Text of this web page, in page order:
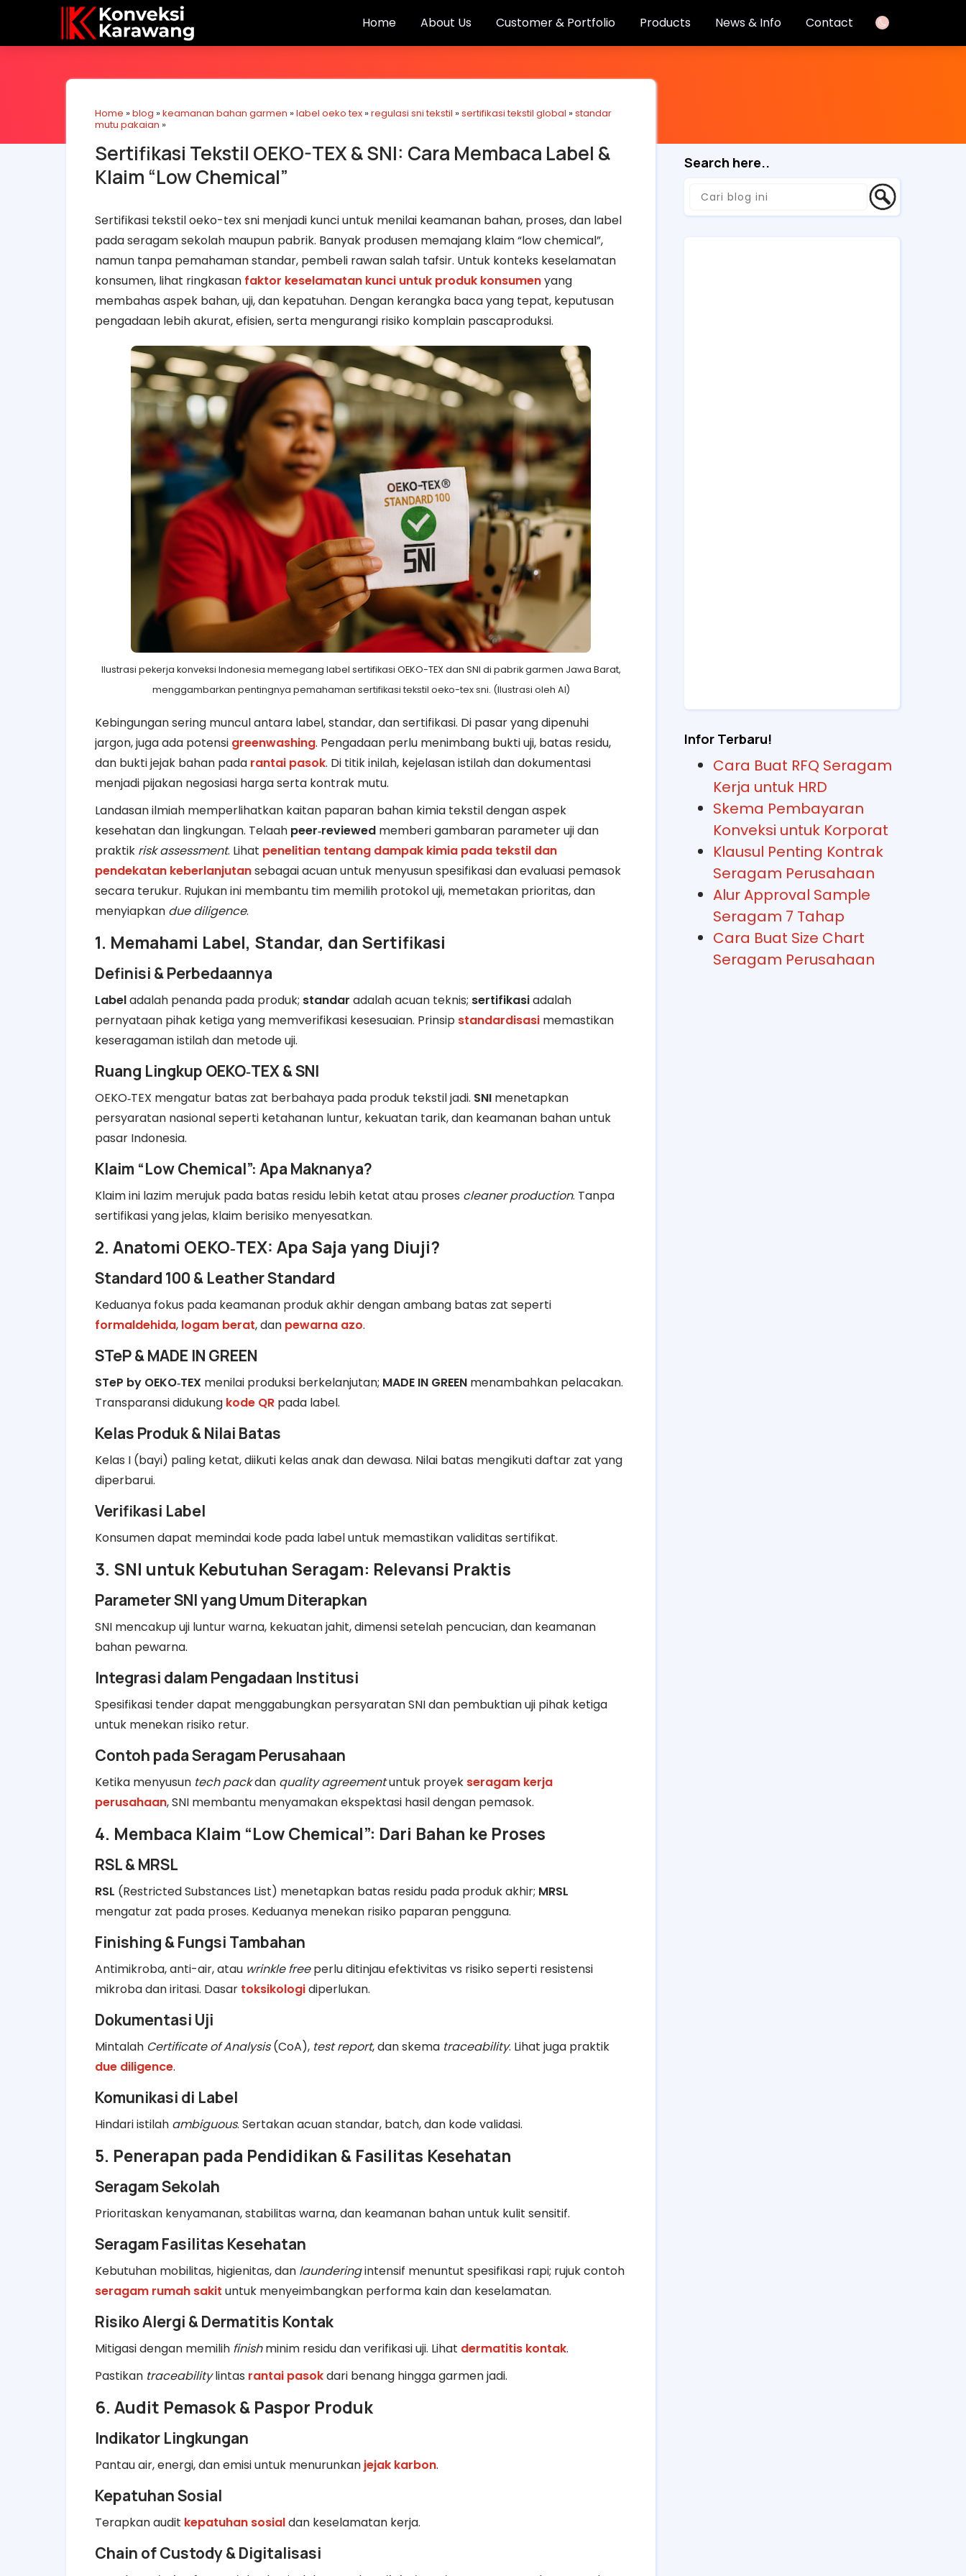
Home About Us Customer & Portfolio Products News & Info Contact
Home »blog »keamanan bahan garmen »label oeko tex »regulasi sni tekstil »sertifikasi tekstil global »standar
mutu pakaian »
Sertifikasi Tekstil OEKO-TEX & SNI: Cara Membaca Label &
Klaim “Low Chemical”
Sertifikasi tekstil oeko-tex sni menjadi kunci untuk menilai keamanan bahan, proses, dan label
pada seragam sekolah maupun pabrik. Banyak produsen memajang klaim “low chemical”,
namun tanpa pemahaman standar, pembeli rawan salah tafsir. Untuk konteks keselamatan
konsumen, lihat ringkasan faktor keselamatan kunci untuk produk konsumenyang
membahas aspek bahan, uji, dan kepatuhan. Dengan kerangka baca yang tepat, keputusan
pengadaan lebih akurat, efisien, serta mengurangi risiko komplain pascaproduksi.
Ilustrasi pekerja konveksi Indonesia memegang label sertifikasi OEKO-TEX dan SNI di pabrik garmen Jawa Barat,
menggambarkan pentingnya pemahaman sertifikasi tekstil oeko-tex sni. (Ilustrasi oleh AI)
Kebingungan sering muncul antara label, standar, dan sertifikasi. Di pasar yang dipenuhi
jargon, juga ada potensi greenwashing. Pengadaan perlu menimbang bukti uji, batas residu,
dan bukti jejak bahan pada rantai pasok. Di titik inilah, kejelasan istilah dan dokumentasi
menjadi pijakan negosiasi harga serta kontrak mutu.
Landasan ilmiah memperlihatkan kaitan paparan bahan kimia tekstil dengan aspek
kesehatan dan lingkungan. Telaah peer‑reviewed memberi gambaran parameter uji dan
praktik risk assessment. Lihat penelitian tentang dampak kimia pada tekstil dan
pendekatan keberlanjutansebagai acuan untuk menyusun spesifikasi dan evaluasi pemasok
secara terukur. Rujukan ini membantu tim memilih protokol uji, memetakan prioritas, dan
menyiapkan due diligence.
1. Memahami Label, Standar, dan Sertifikasi
Definisi & Perbedaannya
Labeladalah penanda pada produk; standar adalah acuan teknis; sertifikasiadalah
pernyataan pihak ketiga yang memverifikasi kesesuaian. Prinsip standardisasi memastikan
keseragaman istilah dan metode uji.
Ruang Lingkup OEKO‑TEX & SNI
OEKO‑TEX mengatur batas zat berbahaya pada produk tekstil jadi. SNI menetapkan
persyaratan nasional seperti ketahanan luntur, kekuatan tarik, dan keamanan bahan untuk
pasar Indonesia.
Klaim “Low Chemical”: Apa Maknanya?
Klaim ini lazim merujuk pada batas residu lebih ketat atau proses cleaner production. Tanpa
sertifikasi yang jelas, klaim berisiko menyesatkan.
2. Anatomi OEKO‑TEX: Apa Saja yang Diuji?
Standard 100 & Leather Standard
Keduanya fokus pada keamanan produk akhir dengan ambang batas zat seperti
formaldehida, logam berat, dan pewarna azo.
STeP & MADE IN GREEN
STeP by OEKO‑TEX menilai produksi berkelanjutan; MADE IN GREEN menambahkan pelacakan.
Transparansi didukung kode QR pada label.
Kelas Produk & Nilai Batas
Kelas I (bayi) paling ketat, diikuti kelas anak dan dewasa. Nilai batas mengikuti daftar zat yang
diperbarui.
Verifikasi Label
Konsumen dapat memindai kode pada label untuk memastikan validitas sertifikat.
3. SNI untuk Kebutuhan Seragam: Relevansi Praktis
Parameter SNI yang Umum Diterapkan
SNI mencakup uji luntur warna, kekuatan jahit, dimensi setelah pencucian, dan keamanan
bahan pewarna.
Integrasi dalam Pengadaan Institusi
Spesifikasi tender dapat menggabungkan persyaratan SNI dan pembuktian uji pihak ketiga
untuk menekan risiko retur.
Contoh pada Seragam Perusahaan
Ketika menyusun tech packdan quality agreementuntuk proyek seragam kerja
perusahaan, SNI membantu menyamakan ekspektasi hasil dengan pemasok.
4. Membaca Klaim “Low Chemical”: Dari Bahan ke Proses
RSL & MRSL
RSL (Restricted Substances List) menetapkan batas residu pada produk akhir; MRSL
mengatur zat pada proses. Keduanya menekan risiko paparan pengguna.
Finishing & Fungsi Tambahan
Antimikroba, anti-air, atau wrinkle freeperlu ditinjau efektivitas vs risiko seperti resistensi
mikroba dan iritasi. Dasar toksikologidiperlukan.
Dokumentasi Uji
Mintalah Certificate of Analysis(CoA), test report, dan skema traceability. Lihat juga praktik
due diligence.
Komunikasi di Label
Hindari istilah ambiguous. Sertakan acuan standar, batch, dan kode validasi.
5. Penerapan pada Pendidikan & Fasilitas Kesehatan
Seragam Sekolah
Prioritaskan kenyamanan, stabilitas warna, dan keamanan bahan untuk kulit sensitif.
Seragam Fasilitas Kesehatan
Kebutuhan mobilitas, higienitas, dan launderingintensif menuntut spesifikasi rapi; rujuk contoh
seragam rumah sakit untuk menyeimbangkan performa kain dan keselamatan.
Risiko Alergi & Dermatitis Kontak
Mitigasi dengan memilih finishminim residu dan verifikasi uji. Lihat dermatitis kontak.
Pastikan traceabilitylintas rantai pasokdari benang hingga garmen jadi.
6. Audit Pemasok & Paspor Produk
Indikator Lingkungan
Pantau air, energi, dan emisi untuk menurunkan jejak karbon.
Kepatuhan Sosial
Terapkan audit kepatuhan sosialdan keselamatan kerja.
Chain of Custody & Digitalisasi
Search here..
Infor Terbaru!
Cara Buat RFQ Seragam
Kerja untuk HRD
Skema Pembayaran
Konveksi untuk Korporat
Klausul Penting Kontrak
Seragam Perusahaan
Alur Approval Sample
Seragam 7 Tahap
Cara Buat Size Chart
Seragam Perusahaan